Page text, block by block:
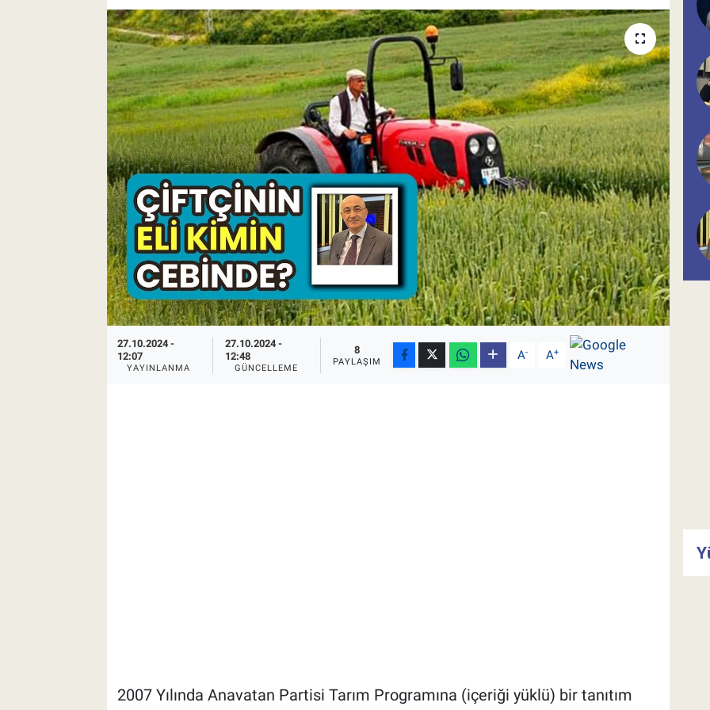
27.10.2024 -
12:07
YAYINLANMA
27.10.2024 -
12:48
GÜNCELLEME
8
PAYLAŞIM A- A+
2007 Yılında Anavatan Partisi Tarım Programına (içeriği yüklü) bir tanıtım
Pankobirlik
Et fiyatları
Tarım Bilgisi
Yetiştirici Soruyor
Dünyada Tarım
Üretici Birlikleri
Şeker ve Şekerli Mamüller
Tahıllar ve Baklagiller